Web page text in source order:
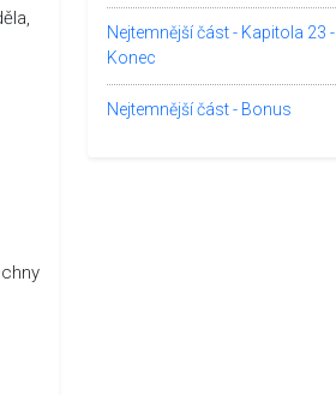
Nejtemnější část - Kapitola 23 -
Konec
Nejtemnější část - Bonus